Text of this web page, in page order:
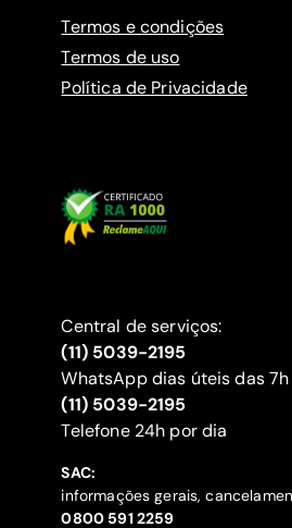
Termos e condições
Termos de uso
Política de Privacidade
Central de serviços:
(11) 5039-2195
WhatsApp dias úteis das
(11) 5039-2195
‍Telefone 24h por dia
SAC:
informações gerais,
‍0800 591 2259